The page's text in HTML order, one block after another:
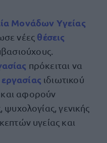
Μονάδων Υγείας
νέες θέσεις
πρόκειται να
εργασίας ιδιωτικού
και αφορούν
ψυχολογίας, γενικής
υγείας και